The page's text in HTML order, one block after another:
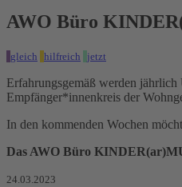
AWO Büro
gleich hilfreich jetzt
Erfahrungsgemäß werden
Empfänger*innenkreis der
In den kommenden Wochen
Das AWO Büro
24.03.2023